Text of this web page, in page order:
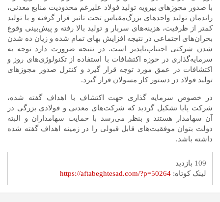
با صدور مجوز‌های بیرویه تولید فولاد علیرغم محدودیت منابع معدنی،
راندمان تولید واحد‌های بزرگ‌مقیاس تحت تاثیر قرار گرفته و با تولید
کمتر از ظرفیت، هزینه‌های سربار و تولید بالا رفته و پیش‌بینی وقوع
بحران‌های اجتماعی در نتیجه افزایش بهای تمام شده و زیان ده شدن
شدن شرکتی اجتناب‌ناپذیر است. در نتیجه ضرورت دارد توجه به
سرمایه‌گذاری در حوزه اکتشافات با استفاده از تکنولوژی‌های روز و
اکتشافات در عمق مورد توجه قرار گیرد و کنترل صدور مجوز‌های
تولید فولاد در دستور کار مسولان قرار گیرد.
در خصوص سرمایه گذاری جهت اکتشاف با اهداف گفته شده،
شرکت پایا تشکیل گردید که شرکت‌های معدنی و فولادی بزرگی در
آن سهامدار هستند و بنظر می‌رسد با حمایت سهامداران و البته
دولت بتوان موفقیت‌های قابل قبولی را در زمینه اهداف گفته شده
داشته باشد.
109 بازدید
لینک کوتاه:https://aftabeghtesad.com/?p=50264